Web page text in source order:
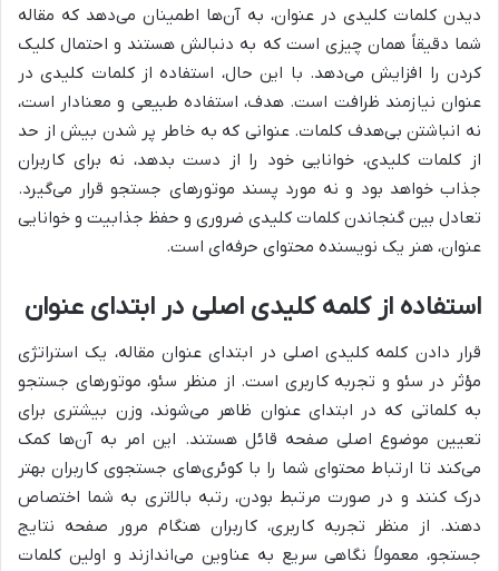
دیدن کلمات کلیدی در عنوان، به آن‌ها اطمینان می‌دهد که مقاله
شما دقیقاً همان چیزی است که به دنبالش هستند و احتمال کلیک
کردن را افزایش می‌دهد. با این حال، استفاده از کلمات کلیدی در
عنوان نیازمند ظرافت است. هدف، استفاده طبیعی و معنادار است،
نه انباشتن بی‌هدف کلمات. عنوانی که به خاطر پر شدن بیش از حد
از کلمات کلیدی، خوانایی خود را از دست بدهد، نه برای کاربران
جذاب خواهد بود و نه مورد پسند موتورهای جستجو قرار می‌گیرد.
تعادل بین گنجاندن کلمات کلیدی ضروری و حفظ جذابیت و خوانایی
عنوان، هنر یک نویسنده محتوای حرفه‌ای است.
استفاده از کلمه کلیدی اصلی در ابتدای عنوان
قرار دادن کلمه کلیدی اصلی در ابتدای عنوان مقاله، یک استراتژی
مؤثر در سئو و تجربه کاربری است. از منظر سئو، موتورهای جستجو
به کلماتی که در ابتدای عنوان ظاهر می‌شوند، وزن بیشتری برای
تعیین موضوع اصلی صفحه قائل هستند. این امر به آن‌ها کمک
می‌کند تا ارتباط محتوای شما را با کوئری‌های جستجوی کاربران بهتر
درک کنند و در صورت مرتبط بودن، رتبه بالاتری به شما اختصاص
دهند. از منظر تجربه کاربری، کاربران هنگام مرور صفحه نتایج
جستجو، معمولاً نگاهی سریع به عناوین می‌اندازند و اولین کلمات